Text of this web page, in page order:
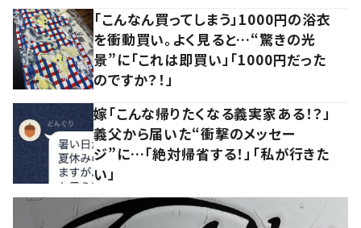
「こんなん買ってしまう」1000円の浴衣
を衝動買い。よく見ると…“驚きの光
景”に「これは即買い」「1000円だった
のですか？！」
嫁「こんな帰りたくなる義実家ある！？」
義父から届いた“衝撃のメッセー
ジ”に…「絶対帰省する！」「私が行きた
い」